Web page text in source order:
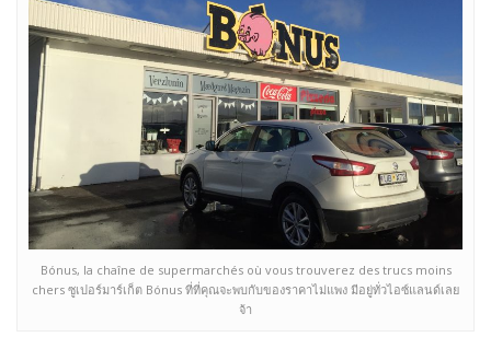
Bónus, la chaîne de supermarchés où vous trouverez des trucs moins
chers ซูเปอร์มาร์เก็ต Bónus ที่ที่คุณจะพบกับของราคาไม่แพง มีอยู่ทั่วไอซ์แลนด์เลย
จ้า